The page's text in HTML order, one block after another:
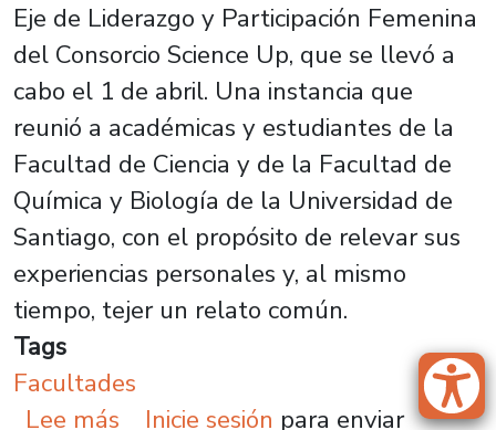
Eje de Liderazgo y Participación Femenina
del Consorcio Science Up, que se llevó a
cabo el 1 de abril. Una instancia que
reunió a académicas y estudiantes de la
Facultad de Ciencia y de la Facultad de
Química y Biología de la Universidad de
Santiago, con el propósito de relevar sus
experiencias personales y, al mismo
tiempo, tejer un relato común.
Tags
Facultades
Lee más sobre “Narrando nuestra
Inicie sesión para enviar